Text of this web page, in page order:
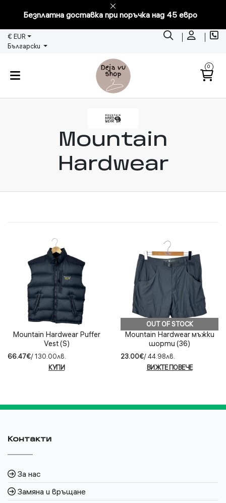
Безплатна доставка при поръчка над 45 евро
€ EUR
Български
0
Mountain
Hardwear
Mountain Hardwear Puffer
Vest (S)
66.47€/ 130.00лв.
КУПИ
OUT OF STOCK
Mountain Hardwear мъжки
шорти (36)
23.00€/ 44.98лв.
ВИЖТЕ ПОВЕЧЕ
Контакти
За нас
Замяна и връщане